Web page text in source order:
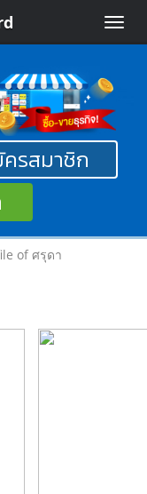
Toggle
รสมาชิก
of ศรุดา